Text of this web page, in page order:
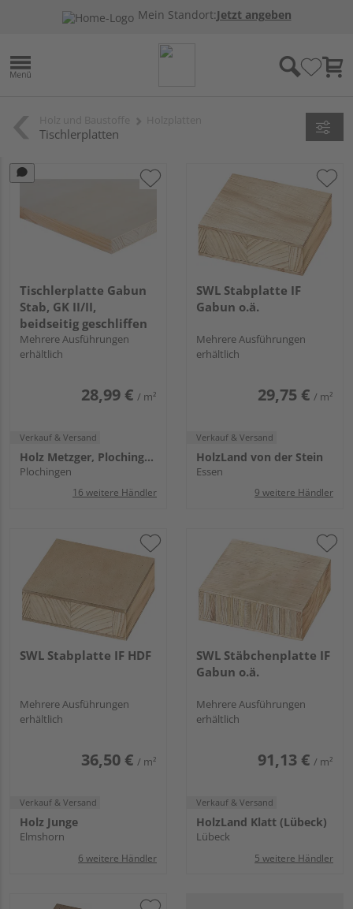
Mein Standort:Jetzt angeben
Tischlerplatten
Tischlerplatte Gabun
Stab, GK II/II,
beidseitig geschliffen
Mehrere Ausführungen
erhältlich
28,99 € / m²
Verkauf & Versand
Holz Metzger, Plochingen
Plochingen
16 weitere Händler
SWL Stabplatte IF
Gabun o.ä.
Mehrere Ausführungen
erhältlich
29,75 € / m²
Verkauf & Versand
HolzLand von der Stein
Essen
9 weitere Händler
SWL Stabplatte IF HDF
Mehrere Ausführungen
erhältlich
36,50 € / m²
Verkauf & Versand
Holz Junge
Elmshorn
6 weitere Händler
SWL Stäbchenplatte IF
Gabun o.ä.
Mehrere Ausführungen
erhältlich
91,13 € / m²
Verkauf & Versand
HolzLand Klatt (Lübeck)
Lübeck
5 weitere Händler